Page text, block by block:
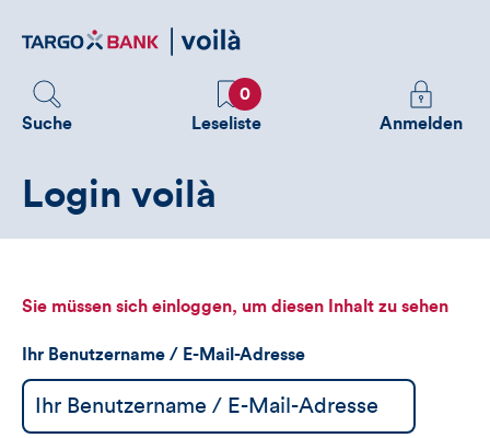
zum
Suche
Favoriten
0
Leseliste
Melden
Sie
sehen
Anmelden
Login voilà
Sie müssen sich einloggen, um diesen Inhalt zu sehen
Ihr Benutzername / E-Mail-Adresse